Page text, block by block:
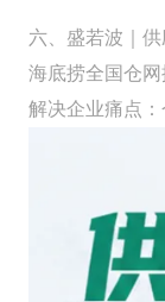
六、盛若波｜
海底捞全国仓
解决企业痛点